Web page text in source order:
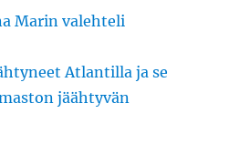
Marin valehteli
Atlantilla ja se
jäähtyvän